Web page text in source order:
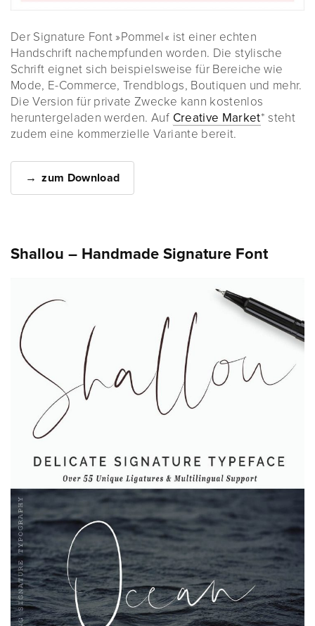
Der Signature Font »Pommel« ist einer echten
Handschrift nachempfunden worden. Die stylische
Schrift eignet sich beispielsweise für Bereiche wie
Mode, E-Commerce, Trendblogs, Boutiquen und mehr.
Die Version für private Zwecke kann kostenlos
heruntergeladen werden. Auf Creative Market* steht
zudem eine kommerzielle Variante bereit.
zum Download
Shallou – Handmade Signature Font